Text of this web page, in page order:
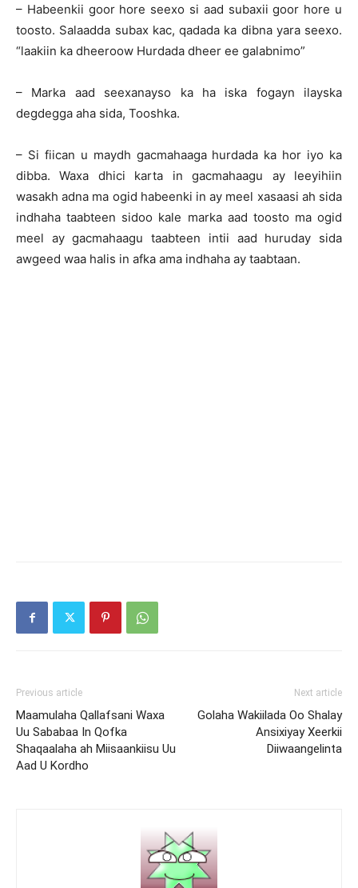
– Habeenkii goor hore seexo si aad subaxii goor hore u
toosto. Salaadda subax kac, qadada ka dibna yara seexo.
“laakiin ka dheeroow Hurdada dheer ee galabnimo”
– Marka aad seexanayso ka ha iska fogayn ilayska
degdegga aha sida, Tooshka.
– Si fiican u maydh gacmahaaga hurdada ka hor iyo ka
dibba. Waxa dhici karta in gacmahaagu ay leeyihiin
wasakh adna ma ogid habeenki in ay meel xasaasi ah sida
indhaha taabteen sidoo kale marka aad toosto ma ogid
meel ay gacmahaagu taabteen intii aad huruday sida
awgeed waa halis in afka ama indhaha ay taabtaan.
Previous article
Maamulaha Qallafsani Waxa
Uu Sababaa In Qofka
Shaqaalaha ah Miisaankiisu Uu
Aad U Kordho
Next article
Golaha Wakiilada Oo Shalay
Ansixiyay Xeerkii
Diiwaangelinta